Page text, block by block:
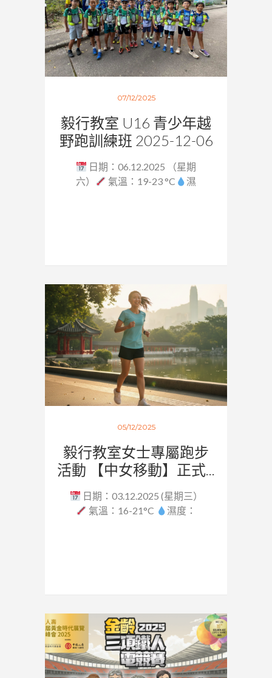
07/12/2025
毅行教室 U16 青少年越
野跑訓練班 2025-12-06
日期：06.12.2025 （星期
六）
氣溫：19-23 °C
濕
05/12/2025
毅行教室女士專屬跑步
活動 【中女移動】正式...
日期：03.12.2025 (星期三）
氣溫：16-21°C
濕度：